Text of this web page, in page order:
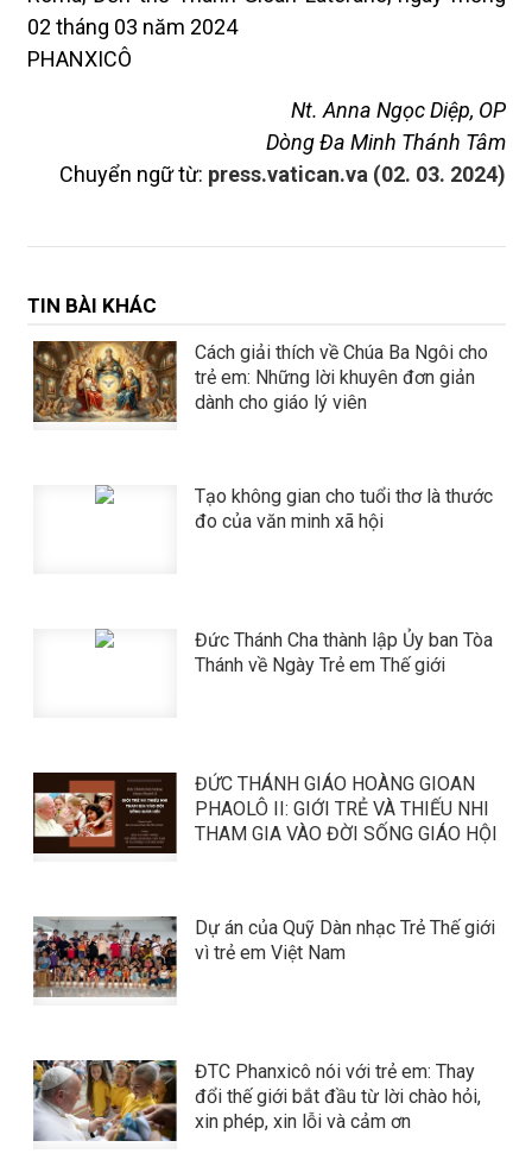
02 tháng 03 năm 2024
PHANXICÔ
Nt. Anna Ngọc Diệp, OP
Dòng Đa Minh Thánh Tâm
Chuyển ngữ từ: press.vatican.va (02. 03. 2024)
TIN BÀI KHÁC
Cách giải thích về Chúa Ba Ngôi cho
trẻ em: Những lời khuyên đơn giản
dành cho giáo lý viên
Tạo không gian cho tuổi thơ là thước
đo của văn minh xã hội
​​​​​​​Đức Thánh Cha thành lập Ủy ban Tòa
Thánh về Ngày Trẻ em Thế giới
​​​​​​​ĐỨC THÁNH GIÁO HOÀNG GIOAN
PHAOLÔ II: GIỚI TRẺ VÀ THIẾU NHI
THAM GIA VÀO ĐỜI SỐNG GIÁO HỘI
Dự án của Quỹ Dàn nhạc Trẻ Thế giới
vì trẻ em Việt Nam
ĐTC Phanxicô nói với trẻ em: Thay
đổi thế giới bắt đầu từ lời chào hỏi,
xin phép, xin lỗi và cảm ơn